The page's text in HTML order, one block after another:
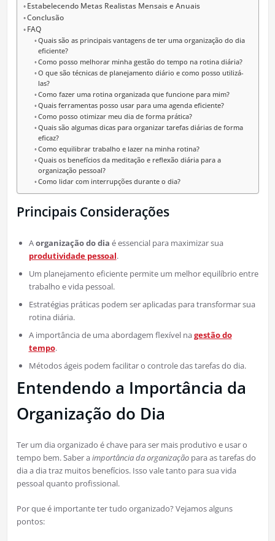
Estabelecendo Metas Realistas Mensais e Anuais
Conclusão
FAQ
Quais são as principais vantagens de ter uma organização do dia
eficiente?
Como posso melhorar minha gestão do tempo na rotina diária?
O que são técnicas de planejamento diário e como posso utilizá-
las?
Como fazer uma rotina organizada que funcione para mim?
Quais ferramentas posso usar para uma agenda eficiente?
Como posso otimizar meu dia de forma prática?
Quais são algumas dicas para organizar tarefas diárias de forma
eficaz?
Como equilibrar trabalho e lazer na minha rotina?
Quais os benefícios da meditação e reflexão diária para a
organização pessoal?
Como lidar com interrupções durante o dia?
Principais Considerações
Aorganização do dia é essencial para maximizar sua
produtividade pessoal.
Um planejamento eficiente permite um melhor equilíbrio entre
trabalho e vida pessoal.
Estratégias práticas podem ser aplicadas para transformar sua
rotina diária.
A importância de uma abordagem flexível nagestão do
tempo.
Métodos ágeis podem facilitar o controle das tarefas do dia.
Entendendo a Importância da
Organização do Dia
Ter um dia organizado é chave para ser mais produtivo e usar o
tempo bem. Saber aimportância da organizaçãopara as tarefas do
dia a dia traz muitos benefícios. Isso vale tanto para sua vida
pessoal quanto profissional.
Por que é importante ter tudo organizado? Vejamos alguns
pontos: